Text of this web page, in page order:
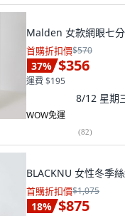
Malden 女款網眼七
首購折扣價$570
37% $356
運費 $195
8/12 星期
WOW免運
(82)
BLACKNU 女性冬季
首購折扣價$1,075
18% $875